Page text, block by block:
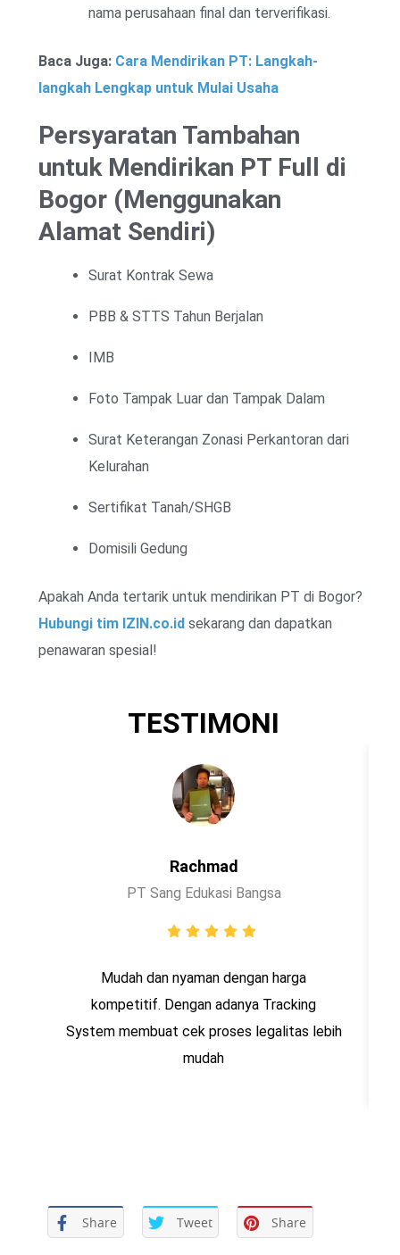
nama perusahaan final dan terverifikasi.
Baca Juga: Cara Mendirikan PT: Langkah-
langkah Lengkap untuk Mulai Usaha
Persyaratan Tambahan
untuk Mendirikan PT Full di
Bogor (Menggunakan
Alamat Sendiri)
Surat Kontrak Sewa
PBB & STTS Tahun Berjalan
IMB
Foto Tampak Luar dan Tampak Dalam
Surat Keterangan Zonasi Perkantoran dari
Kelurahan
Sertifikat Tanah/SHGB
Domisili Gedung
Apakah Anda tertarik untuk mendirikan PT di Bogor?
Hubungi tim IZIN.co.id sekarang dan dapatkan
penawaran spesial!
TESTIMONI
Rachmad
PT Sang Edukasi Bangsa
Mudah dan nyaman dengan harga
kompetitif. Dengan adanya Tracking
System membuat cek proses legalitas lebih
mudah
Share Tweet Share